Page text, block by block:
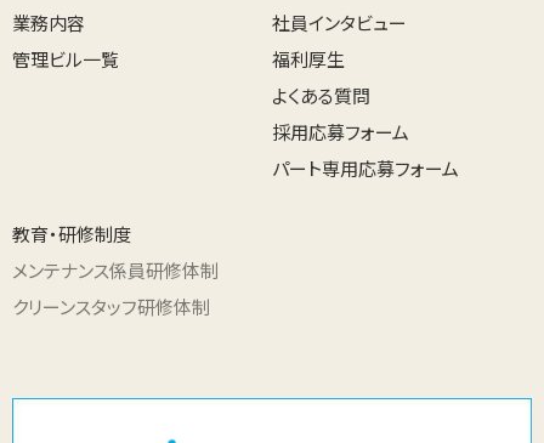
業務内容
管理ビル一覧
社員インタビュー
福利厚生
よくある質問
採用応募フォーム
パート専用応募フォーム
教育・研修制度
メンテナンス係員研修体制
クリーンスタッフ研修体制